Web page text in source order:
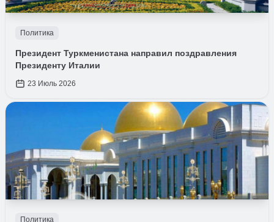
Политика
Президент Туркменистана направил поздравления
Президенту Италии
23 Июль 2026
Политика